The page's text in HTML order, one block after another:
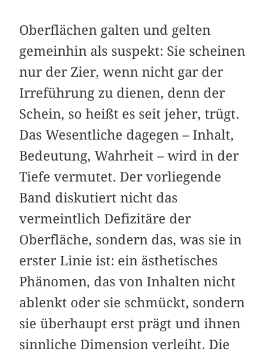
Oberflächen galten und gelten
gemeinhin als suspekt: Sie scheinen
nur der Zier, wenn nicht gar der
Irreführung zu dienen, denn der
Schein, so heißt es seit jeher, trügt.
Das Wesentliche dagegen – Inhalt,
Bedeutung, Wahrheit – wird in der
Tiefe vermutet. Der vorliegende
Band diskutiert nicht das
vermeintlich Defizitäre der
Oberfläche, sondern das, was sie in
erster Linie ist: ein ästhetisches
Phänomen, das von Inhalten nicht
ablenkt oder sie schmückt, sondern
sie überhaupt erst prägt und ihnen
sinnliche Dimension verleiht. Die